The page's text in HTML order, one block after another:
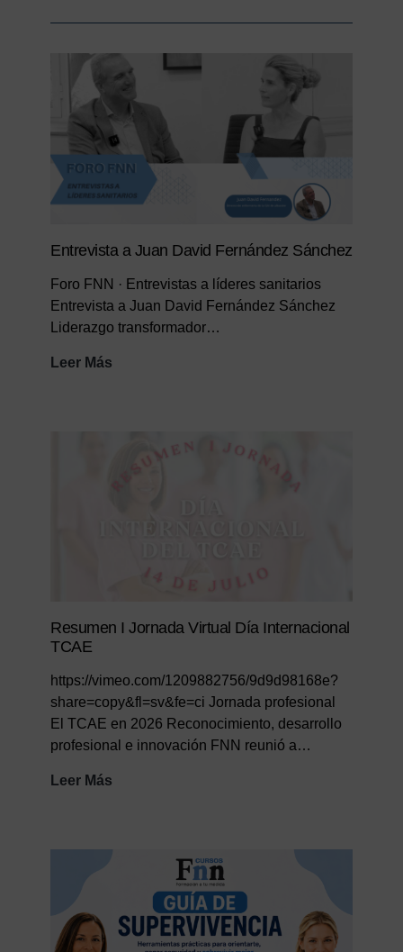
Entrevista a Juan David Fernández Sánchez
Foro FNN · Entrevistas a líderes sanitarios
Entrevista a Juan David Fernández Sánchez
Liderazgo transformador…
Leer Más
Fernández
Sánchez
Resumen I Jornada Virtual Día Internacional
TCAE
https://vimeo.com/1209882756/9d9d98168e?
share=copy&fl=sv&fe=ci Jornada profesional
El TCAE en 2026 Reconocimiento, desarrollo
profesional e innovación FNN reunió a…
Leer Más
Internacional